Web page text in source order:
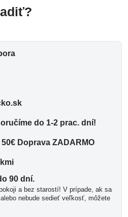
do 1-2 prac​. dní!
Doprava ZADARMO
90 dní​.
a bez starostí! V prípade, ak sa
nebude sedieť veľkosť, môžete